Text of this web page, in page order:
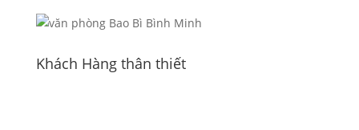
Khách Hàng thân thiết